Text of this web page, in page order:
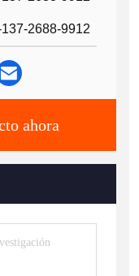
2688-9912
ahora